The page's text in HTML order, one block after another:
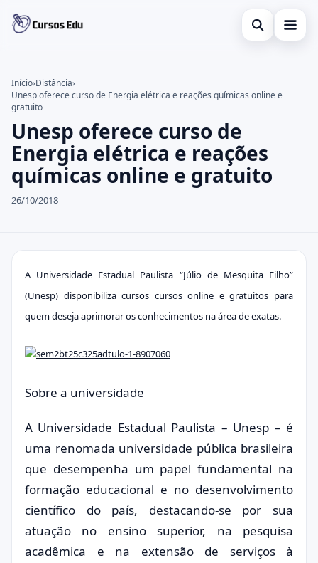
Abrir busca
Inglês
Idiomas
espanhol
Buscar no site
Buscar por:
Pressione Enter para buscar ou ESC para fechar.
Início›Distância›
Unesp oferece curso de Energia elétrica e reações químicas online e
gratuito
Unesp oferece curso de
Energia elétrica e reações
químicas online e gratuito
26/10/2018
A Universidade Estadual Paulista “Júlio de Mesquita Filho”
(Unesp) disponibiliza cursos cursos online e gratuitos para
quem deseja aprimorar os conhecimentos na área de exatas.
Sobre a universidade
A Universidade Estadual Paulista – Unesp – é
uma renomada universidade pública brasileira
que desempenha um papel fundamental na
formação educacional e no desenvolvimento
científico do país, destacando-se por sua
atuação no ensino superior, na pesquisa
acadêmica e na extensão de serviços à